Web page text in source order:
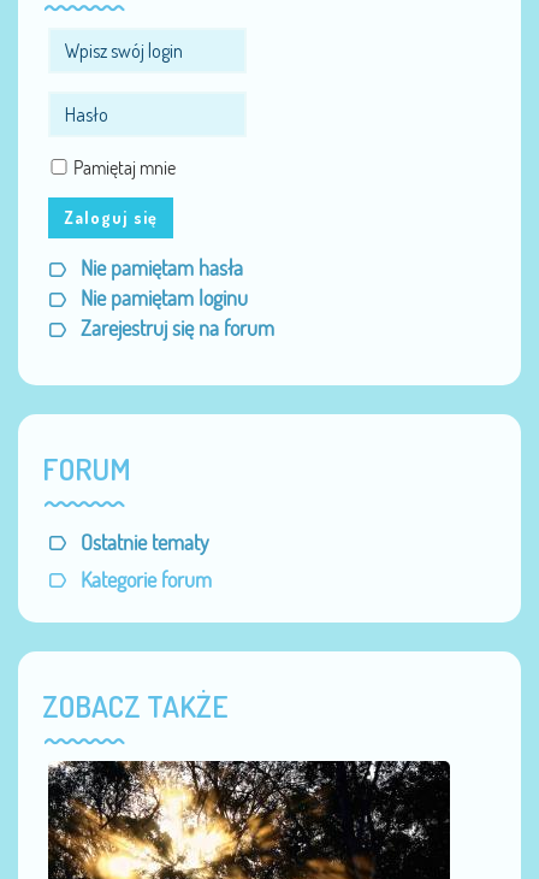
Pamiętaj mnie
Zaloguj się
Nie pamiętam hasła
Nie pamiętam loginu
Zarejestruj się na forum
FORUM
Ostatnie tematy
Kategorie forum
ZOBACZ TAKŻE